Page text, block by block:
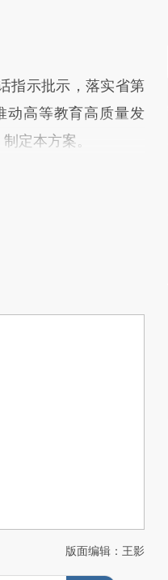
示批示，落实省第
动高等教育高质量发
定本方案。
版面编辑：王影